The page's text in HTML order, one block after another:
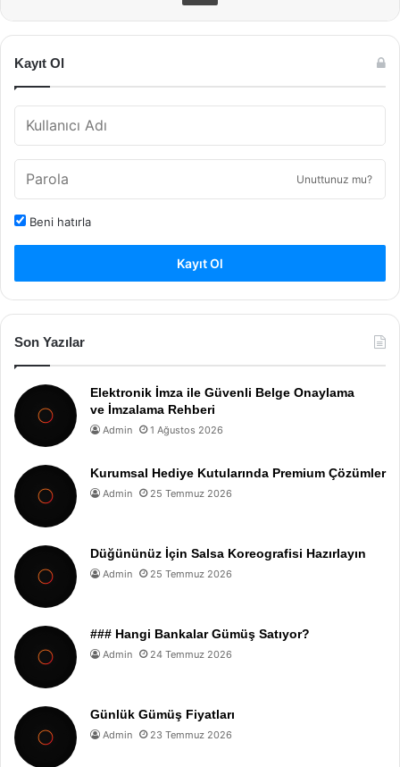
Kayıt Ol
Unuttunuz mu?
Beni hatırla
Kayıt Ol
Son Yazılar
Elektronik İmza ile Güvenli Belge Onaylama
ve İmzalama Rehberi
Admin 1 Ağustos 2026
Kurumsal Hediye Kutularında Premium Çözümler
Admin 25 Temmuz 2026
Düğününüz İçin Salsa Koreografisi Hazırlayın
Admin 25 Temmuz 2026
### Hangi Bankalar Gümüş Satıyor?
Admin 24 Temmuz 2026
Günlük Gümüş Fiyatları
Admin 23 Temmuz 2026